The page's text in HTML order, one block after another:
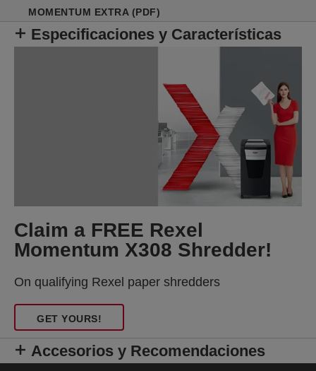
MOMENTUM EXTRA (PDF)
Especificaciones y Características
Claim a FREE Rexel
Momentum X308 Shredder!
On qualifying Rexel paper shredders
GET YOURS!
Accesorios y Recomendaciones